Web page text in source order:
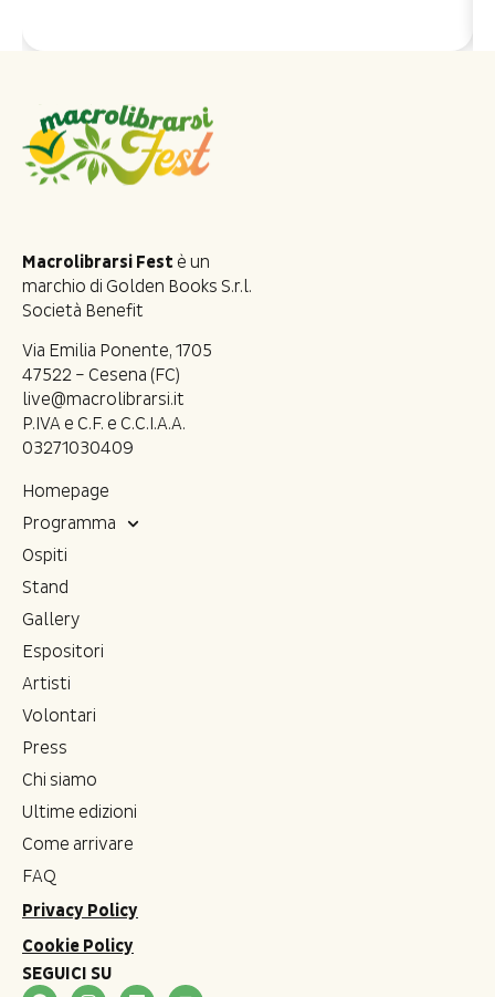
Macrolibrarsi Fest è un
marchio di Golden Books S.r.l.
Società Benefit
Via Emilia Ponente, 1705
47522 – Cesena (FC)
live@macrolibrarsi.it
P.IVA e C.F. e C.C.I.A.A.
03271030409
Homepage
Programma
Ospiti
Stand
Gallery
Espositori
Artisti
Volontari
Press
Chi siamo
Ultime edizioni
Come arrivare
FAQ
Privacy Policy
Cookie Policy
SEGUICI SU